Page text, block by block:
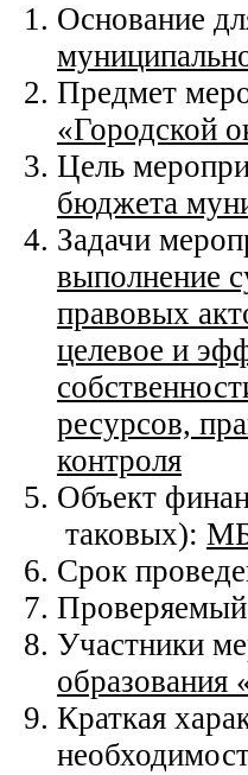
Основание
Предмет
«Городской
Цель
бюджета
Задачи
выполнение
правовых
целевое и
ресурсов,
контроля
Объект
таковых):
Срок
Участники
образования
Краткая